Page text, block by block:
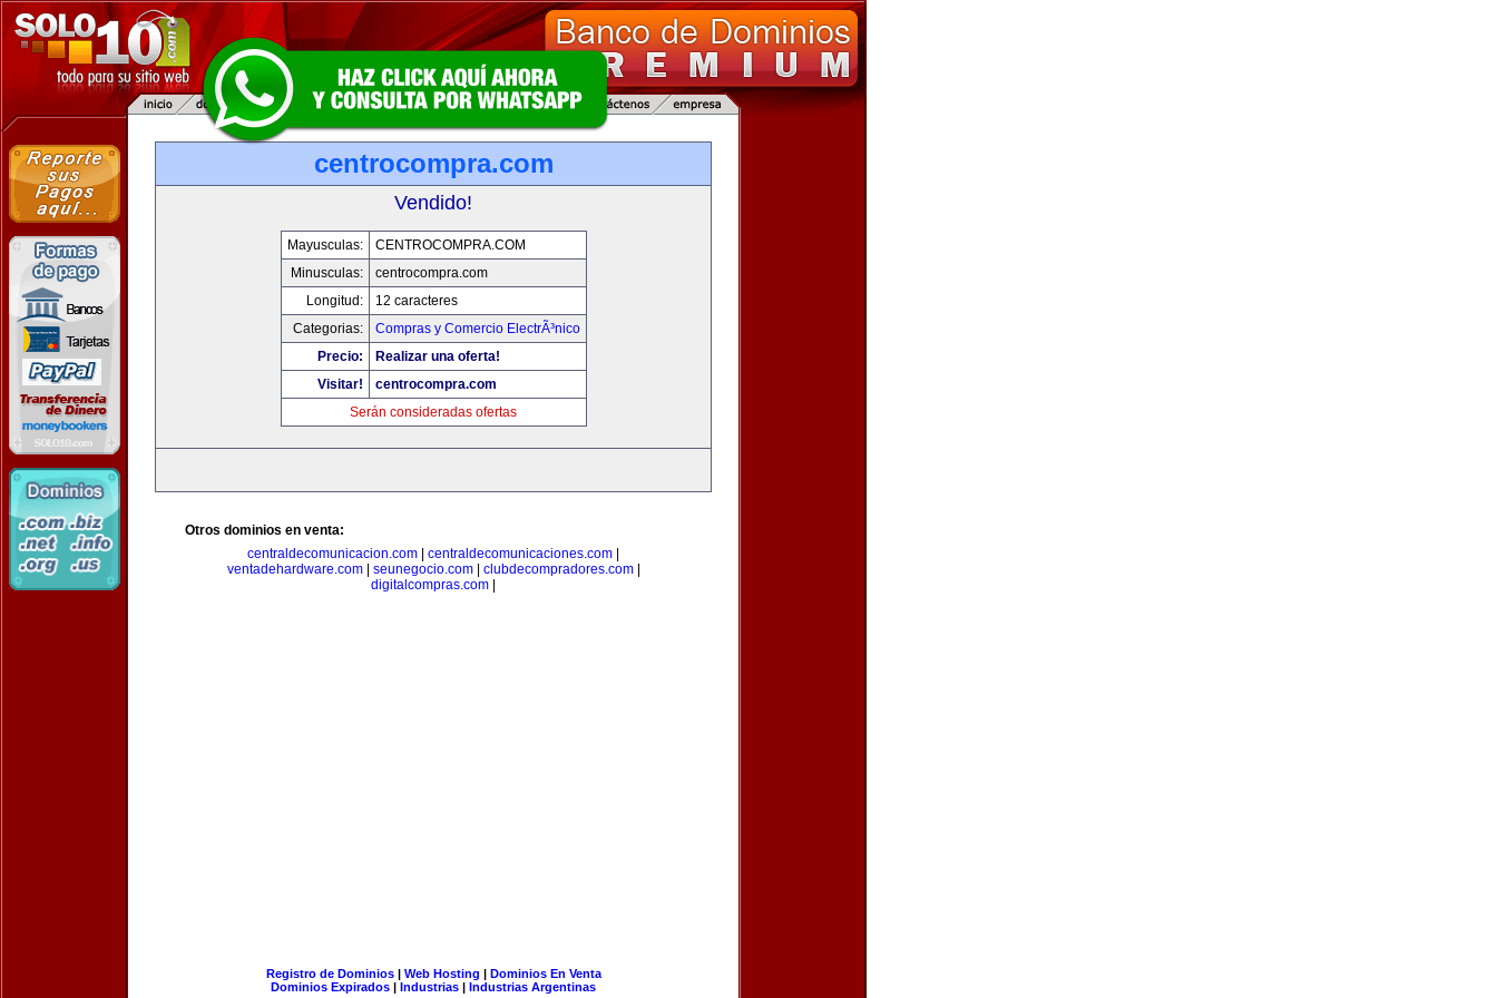
centrocompra.com
Vendido!
Mayusculas:
CENTROCOMPRA.COM
Minusculas:
centrocompra.com
Longitud:
12 caracteres
Categorias:
Compras y Comercio ElectrÃ³nico
Precio:
Realizar una oferta!
Visitar!
centrocompra.com
Serán consideradas ofertas
Otros dominios en venta:
centraldecomunicacion.com
centraldecomunicaciones.com
ventadehardware.com| seunegocio.com| clubdecompradores.com|
digitalcompras.com
Registro de Dominios| Web Hosting | Dominios En Venta
Dominios Expirados | Industrias | Industrias Argentinas